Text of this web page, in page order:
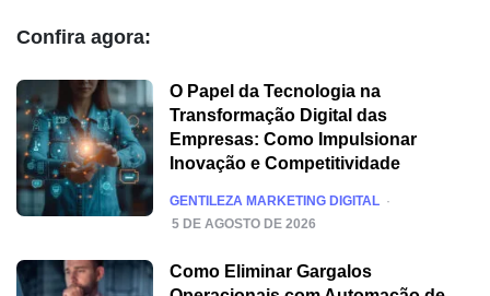
Confira agora:
O Papel da Tecnologia na
Transformação Digital das
Empresas: Como Impulsionar
Inovação e Competitividade
POSTED
GENTILEZA MARKETING DIGITAL
5 DE AGOSTO DE 2026
Como Eliminar Gargalos